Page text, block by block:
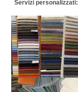
Servizi personalizzati: